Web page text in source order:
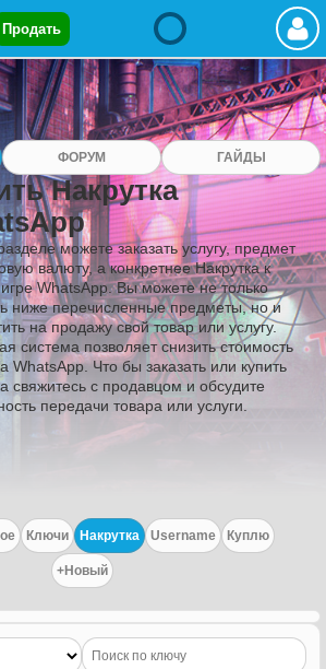
Продать
ФОРУМ ГАЙДЫ
Накрутка
можете заказать услугу, предмет
валюту, а конкретнее Накрутка к
WhatsApp. Вы можете не только
ниже перечисленные предметы, но и
на продажу свой товар или услугу.
система позволяет снизить стоимость
WhatsApp. Что бы заказать или купить
свяжитесь с продавцом и обсудите
передачи товара или услуги.
Ключи Накрутка Username Куплю
+Новый